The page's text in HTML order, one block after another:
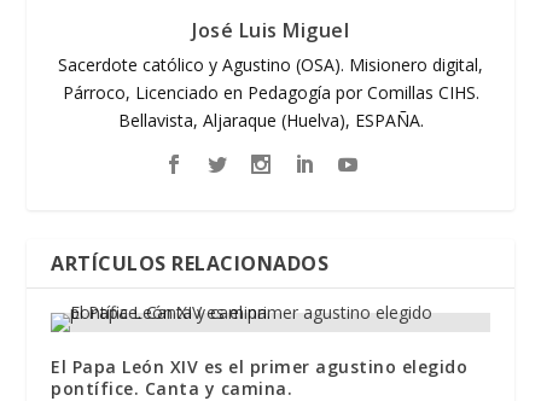
José Luis Miguel
Sacerdote católico y Agustino (OSA). Misionero digital,
Párroco, Licenciado en Pedagogía por Comillas CIHS.
Bellavista, Aljaraque (Huelva), ESPAÑA.
ARTÍCULOS RELACIONADOS
El Papa León XIV es el primer agustino elegido
pontífice. Canta y camina.